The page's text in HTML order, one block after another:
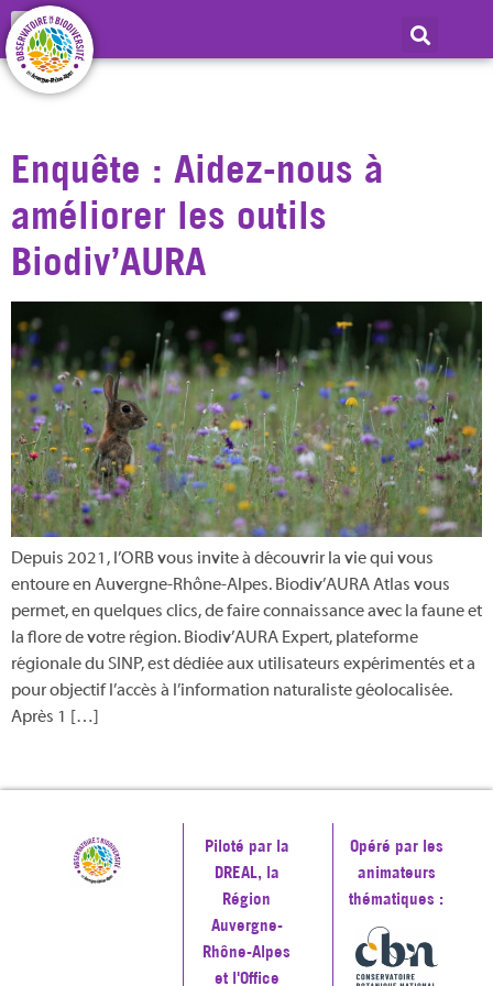
Jour :
2022
Enquête : Aidez-nous à
améliorer les outils
Biodiv’AURA
Depuis 2021, l’ORB vous invite à découvrir la vie qui vous
entoure en Auvergne-Rhône-Alpes. Biodiv’AURA Atlas vous
permet, en quelques clics, de faire connaissance avec la faune et
la flore de votre région. Biodiv’AURA Expert, plateforme
régionale du SINP, est dédiée aux utilisateurs expérimentés et a
pour objectif l’accès à l’information naturaliste géolocalisée.
Après 1 […]
Piloté par la
DREAL, la
Région
Auvergne-
Rhône-Alpes
et l'Office
Opéré par les
animateurs
thématiques :